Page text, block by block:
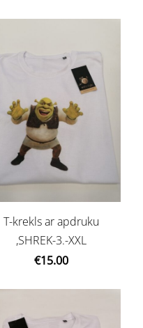
T-krekls ar apdruku
,SHREK-3.-XXL
€15.00